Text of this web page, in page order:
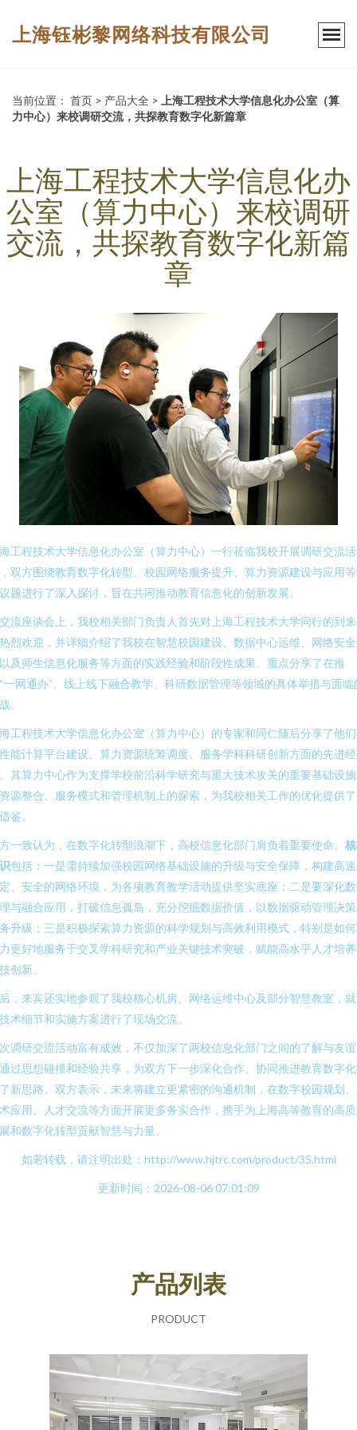
上海钰彬黎网络科技有限公司
当前位置： 首页 > 产品大全 >
上海工程技术大学信息化办公室（算
力中心）来校调研交流，共探教育数字化新篇章
上海工程技术大学信息化办
公室（算力中心）来校调研
交流，共探教育数字化新篇
章
工程技术大学信息化办公室（算力中心）一行莅临我校开展调研交流活
双方围绕教育数字化转型、校园网络服务提升、算力资源建设与应用
题进行了深入探讨，旨在共同推动教育信息化的创新发展。
流座谈会上，我校相关部门负责人首先对上海工程技术大学同行的到
烈欢迎，并详细介绍了我校在智慧校园建设、数据中心运维、网络安
及师生信息化服务等方面的实践经验和阶段性成果。重点分享了在推
一网通办”、线上线下融合教学、科研数据管理等领域的具体举措与面临
。
工程技术大学信息化办公室（算力中心）的专家和同仁随后分享了他
能计算平台建设、算力资源统筹调度、服务学科科研创新方面的先进经
其算力中心作为支撑学校前沿科学研究与重大技术攻关的重要基础设
源整合、服务模式和管理机制上的探索，为我校相关工作的优化提供
鉴。
一致认为，在数字化转型浪潮下，高校信息化部门肩负着重要使命。
包括：一是需持续加强校园网络基础设施的升级与安全保障，构建高
、安全的网络环境，为各项教育教学活动提供坚实底座；二是要深化
与融合应用，打破信息孤岛，充分挖掘数据价值，以数据驱动管理决
升级；三是积极探索算力资源的科学规划与高效利用模式，特别是如
更好地服务于交叉学科研究和产业关键技术突破，赋能高水平人才培
创新。
，来宾还实地参观了我校核心机房、网络运维中心及部分智慧教室，
术细节和实施方案进行了现场交流。
调研交流活动富有成效，不仅加深了两校信息化部门之间的了解与友
过思想碰撞和经验共享，为双方下一步深化合作、协同推进教育数字
新思路。双方表示，未来将建立更紧密的沟通机制，在数字校园规划
应用、人才交流等方面开展更多务实合作，携手为上海高等教育的高
和数字化转型贡献智慧与力量。
如若转载，请注明出处：http://www.hjtrc.com/product/35.html
更新时间：2026-08-06 07:01:09
产品列表
PRODUCT